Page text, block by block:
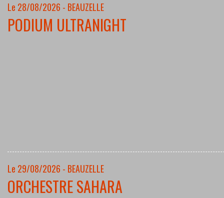
Le 28/08/2026 - BEAUZELLE
PODIUM ULTRANIGHT
Le 29/08/2026 - BEAUZELLE
ORCHESTRE SAHARA